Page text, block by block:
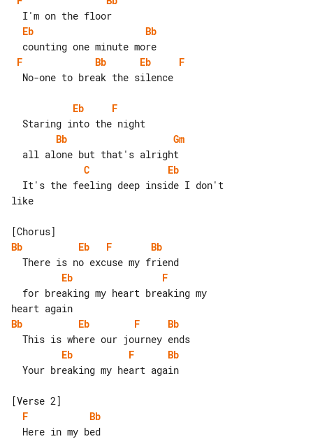
Eb
Bb
F
Bb Eb
F
Eb
F
Bb
Gm
C
Eb
like
Bb
Eb F
Bb
Eb
F
Bb
Eb F
Bb
Eb
F
Bb
F
Bb